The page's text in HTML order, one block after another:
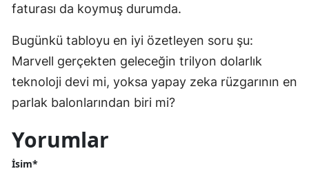
faturası da koymuş durumda.
Bugünkü tabloyu en iyi özetleyen soru şu:
Marvell gerçekten geleceğin trilyon dolarlık
teknoloji devi mi, yoksa yapay zeka rüzgarının en
parlak balonlarından biri mi?
Yorumlar
İsim*